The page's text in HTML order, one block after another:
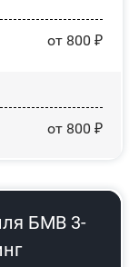
от 800 ₽
от 800 ₽
БМВ 3-